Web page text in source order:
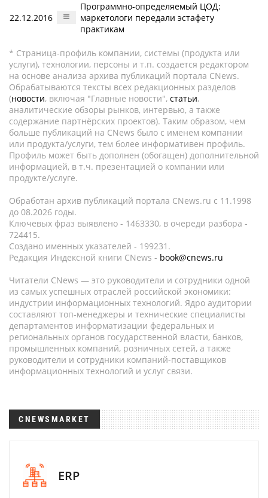
22.12.2016
Программно-определяемый ЦОД:
маркетологи передали эстафету
практикам
* Страница-профиль компании, системы (продукта или
услуги), технологии, персоны и т.п. создается редактором
на основе анализа архива публикаций портала CNews.
Обрабатываются тексты всех редакционных разделов
(новости, включая "Главные новости", статьи,
аналитические обзоры рынков, интервью, а также
содержание партнёрских проектов). Таким образом, чем
больше публикаций на CNews было с именем компании
или продукта/услуги, тем более информативен профиль.
Профиль может быть дополнен (обогащен) дополнительной
информацией, в т.ч. презентацией о компании или
продукте/услуге.
Обработан архив публикаций портала CNews.ru c 11.1998
до 08.2026 годы.
Ключевых фраз выявлено - 1463330, в очереди разбора -
724415.
Создано именных указателей - 199231.
Редакция Индексной книги CNews - book@cnews.ru
Читатели CNews — это руководители и сотрудники одной
из самых успешных отраслей российской экономики:
индустрии информационных технологий. Ядро аудитории
составляют топ-менеджеры и технические специалисты
департаментов информатизации федеральных и
региональных органов государственной власти, банков,
промышленных компаний, розничных сетей, а также
руководители и сотрудники компаний-поставщиков
информационных технологий и услуг связи.
CNEWSMARKET
ERP